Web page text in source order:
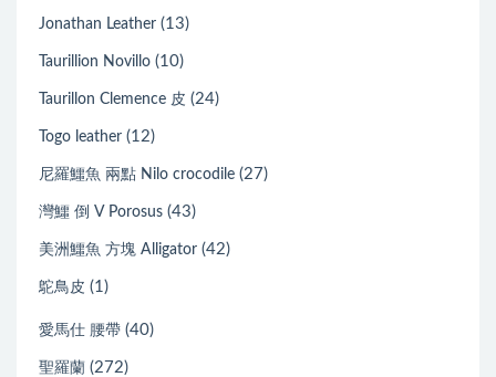
Jonathan Leather (13)
Taurillion Novillo (10)
Taurillon Clemence 皮 (24)
Togo leather (12)
尼羅鱷魚 兩點 Nilo crocodile (27)
灣鱷 倒 V Porosus (43)
美洲鱷魚 方塊 Alligator (42)
鴕鳥皮 (1)
愛馬仕 腰帶 (40)
聖羅蘭 (272)